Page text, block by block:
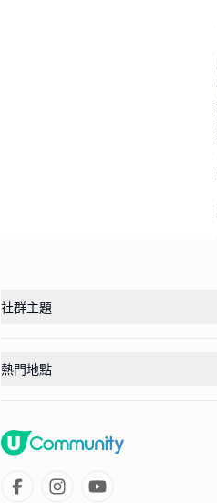
社群主題
熱門地點